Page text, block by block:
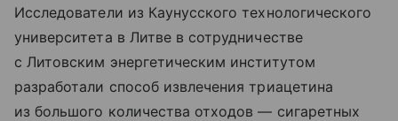
Исследователи из Каунусского технологического
университета в Литве в сотрудничестве
с Литовским энергетическим институтом
разработали способ извлечения триацетина
из большого количества отходов — сигаретных